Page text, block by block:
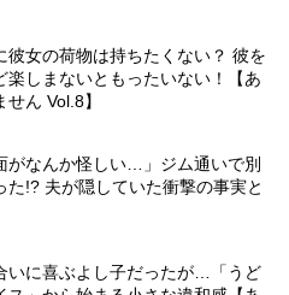
彼女の荷物は持ちたくない？ 彼を
楽しまないともったいない！【あ
ん Vol.8】
がなんか怪しい…」ジム通いで別
た!? 夫が隠していた衝撃の事実と
いに喜ぶよし子だったが…「うど